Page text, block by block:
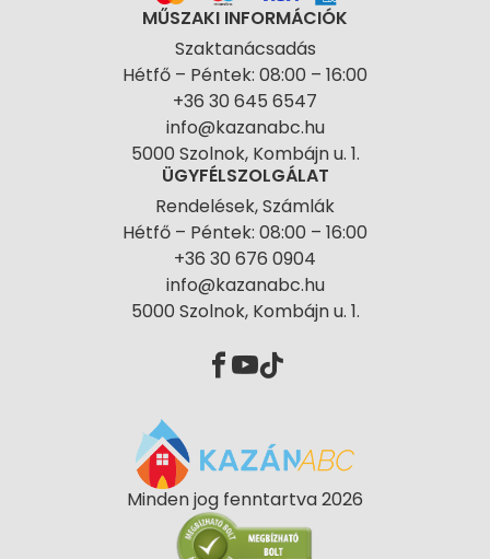
MŰSZAKI INFORMÁCIÓK
Szaktanácsadás
Hétfő – Péntek: 08:00 – 16:00
+36 30 645 6547
info@kazanabc.hu
5000 Szolnok, Kombájn u. 1.
ÜGYFÉLSZOLGÁLAT
Rendelések, Számlák
Hétfő – Péntek: 08:00 – 16:00
+36 30 676 0904
info@kazanabc.hu
5000 Szolnok, Kombájn u. 1.
Minden jog fenntartva 2026